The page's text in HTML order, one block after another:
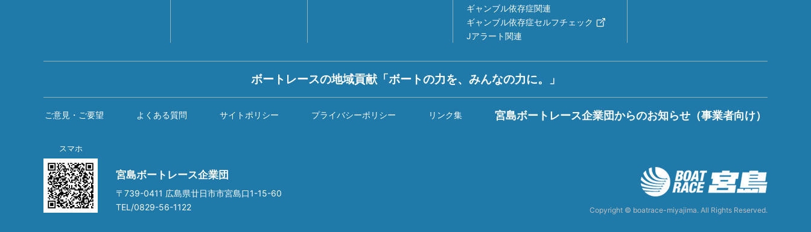
ギャンブル依存症関連
ギャンブル依存症セルフチェック
Jアラート関連
ボートレースの地域貢献「ボートの力を、みんなの力に。」
ご意見・ご要望 よくある質問 サイトポリシー プライバシーポリシー リンク集 宮島ボートレース企業団からのお知らせ（事業者向け）
スマホ
宮島ボートレース企業団
〒739-0411 広島県廿日市市宮島口1-15-60
TEL/0829-56-1122
Copyright © boatrace-miyajima. All Rights Reserved.